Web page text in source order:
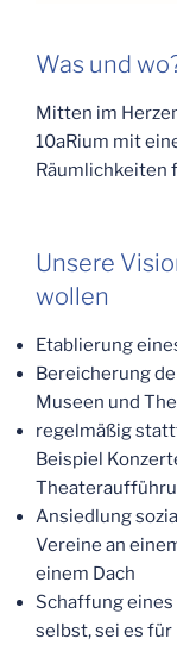
Was und
Mitten im
10aRium mit
Räumlichkeiten
Unsere
wollen
Etablierung
Bereicherung
Museen und
regelmäßig
Beispiel
Ansiedlung
Vereine an
einem Dach
Schaffung
selbst, sei es